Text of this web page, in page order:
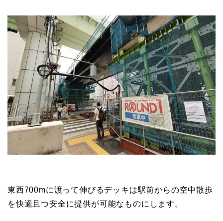
東西700mに渡って伸びるデッキは駅前からの空中散歩
を快適且つ安全に提供が可能なものにします。